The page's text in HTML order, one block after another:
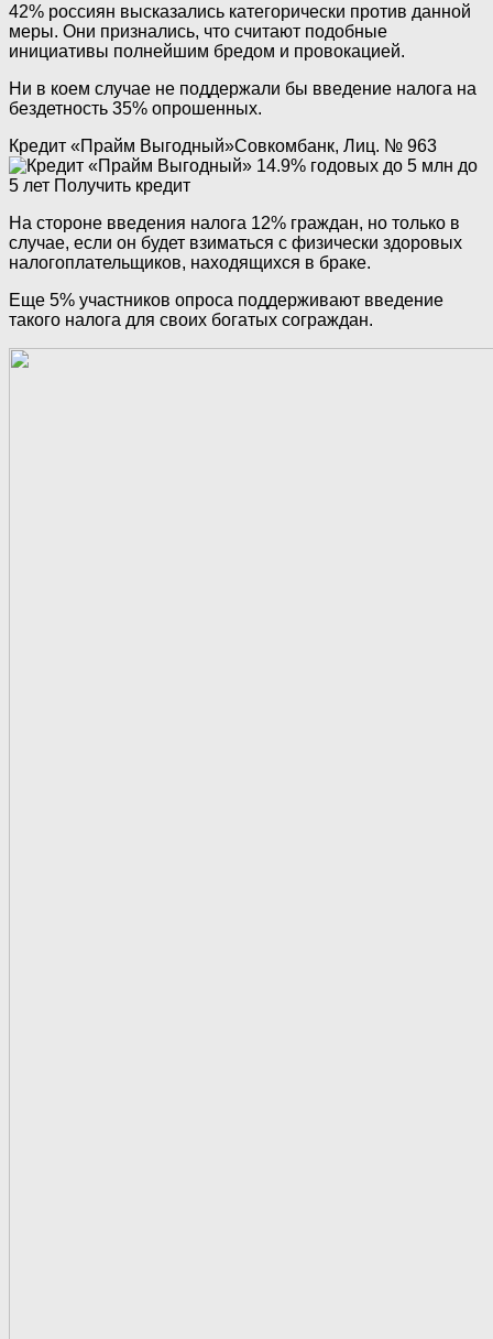
42% россиян высказались категорически против данной
меры. Они признались, что считают подобные
инициативы полнейшим бредом и провокацией.
Ни в коем случае не поддержали бы введение налога на
бездетность 35% опрошенных.
Кредит «Прайм Выгодный»Совкомбанк, Лиц. № 963
14.9% годовых до 5 млн до
5 лет Получить кредит
На стороне введения налога 12% граждан, но только в
случае, если он будет взиматься с физически здоровых
налогоплательщиков, находящихся в браке.
Еще 5% участников опроса поддерживают введение
такого налога для своих богатых сограждан.